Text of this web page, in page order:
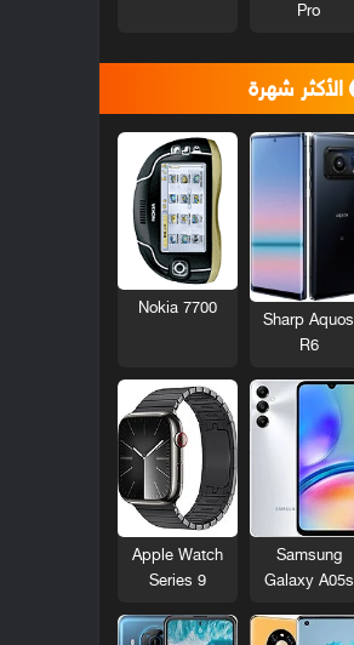
Pro
الأكثر شهرة
Sharp Aquos
R6
Nokia 7700
Samsung
Galaxy A05s
Apple Watch
Series 9